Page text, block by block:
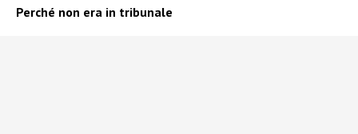
Perché non era in tribunale